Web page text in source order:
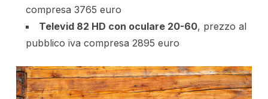
compresa 3765 euro
Televid 82 HD con oculare 20-60, prezzo al
pubblico iva compresa 2895 euro